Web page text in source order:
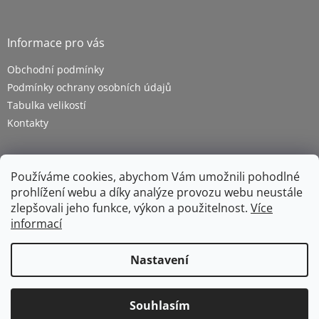
Používáme cookies, abychom Vám umožnili pohodlné
prohlížení webu a díky analýze provozu webu neustále
zlepšovali jeho funkce, výkon a použitelnost. Více
informací
Nastavení
Souhlasím
Informace pro vás
Obchodní podmínky
Podmínky ochrany osobních údajů
Tabulka velikostí
Kontakty
Copyright 2026ZETRA - pracovní oděvy s.r.o.. Všechna
práva vyhrazena.Upravit nastavení cookies